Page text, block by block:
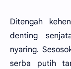
Ditengah
denting
nyaring.
serba putih